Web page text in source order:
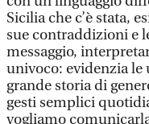
Sicilia che c’è stata,
sue contraddizioni e
messaggio,
univoco: evidenzia le
grande storia di
gesti semplici
vogliamo